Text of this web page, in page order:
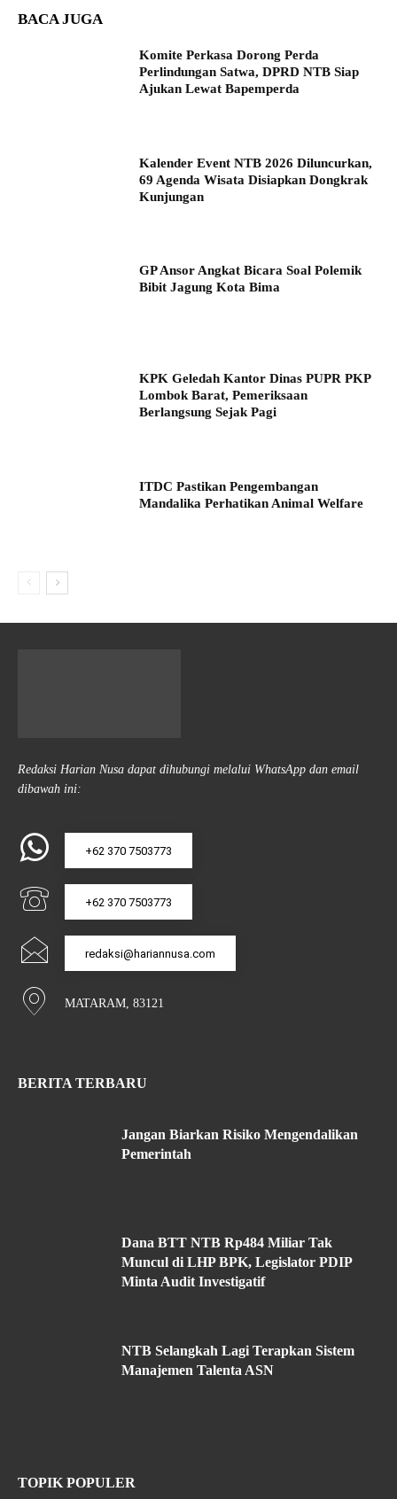
BACA JUGA
Komite Perkasa Dorong Perda
Perlindungan Satwa, DPRD NTB Siap
Ajukan Lewat Bapemperda
Kalender Event NTB 2026 Diluncurkan,
69 Agenda Wisata Disiapkan Dongkrak
Kunjungan
GP Ansor Angkat Bicara Soal Polemik
Bibit Jagung Kota Bima
KPK Geledah Kantor Dinas PUPR PKP
Lombok Barat, Pemeriksaan
Berlangsung Sejak Pagi
ITDC Pastikan Pengembangan
Mandalika Perhatikan Animal Welfare
Redaksi Harian Nusa dapat dihubungi melalui WhatsApp dan email
dibawah ini:
+62 370 7503773
+62 370 7503773
redaksi@hariannusa.com
MATARAM, 83121
BERITA TERBARU
Jangan Biarkan Risiko Mengendalikan
Pemerintah
Dana BTT NTB Rp484 Miliar Tak
Muncul di LHP BPK, Legislator PDIP
Minta Audit Investigatif
NTB Selangkah Lagi Terapkan Sistem
Manajemen Talenta ASN
TOPIK POPULER